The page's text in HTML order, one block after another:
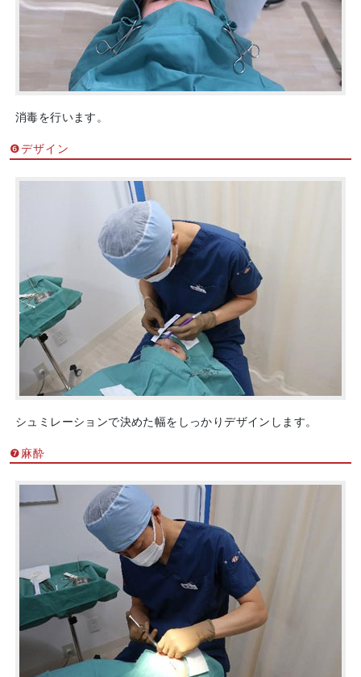
消毒を行います。
❻デザイン
シュミレーションで決めた幅をしっかりデザインします。
❼麻酔